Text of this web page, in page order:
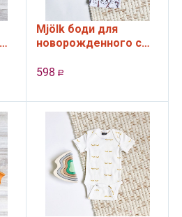
Mjölk боди для
новорожденного с
Хлопок (62 см)
598 Р